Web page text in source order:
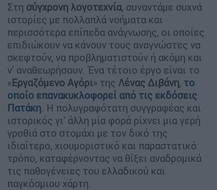
Στη σύγχρονη λογοτεχνία, συναντάμε συχνά
ιστορίες με πολλαπλά νοήματα και
περισσότερα επίπεδα ανάγνωσης, οι οποίες
επιδιώκουν να κάνουν τους αναγνώστες να
σκεφτούν, να προβληματιστούν ή ακόμη και
ν' αναθεωρήσουν. Ένα τέτοιο έργο είναι το
«Εργαζόμενο Αγόρι» της Λένας Διβάνη, το
οποίο επανακυκλοφορεί από τις εκδόσεις
Πατάκη. Η πολυγραφότατη συγγραφέας και
ιστορικός γι' άλλη μία φορά ρίχνει μια γερή
γροθιά στο στομάχι με τον δικό της
ιδιαίτερο, χιουμοριστικό και παραστατικό
τρόπο, καταφέρνοντας να θίξει αναδρομικά
τις παθογένειες του ελλαδικού και
παγκόσμιου χάρτη.